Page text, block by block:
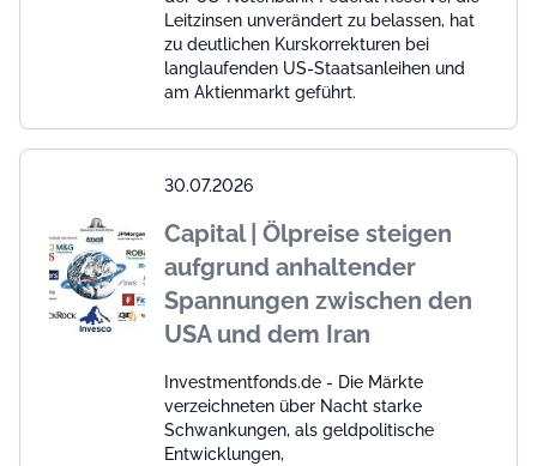
Leitzinsen unverändert zu belassen, hat
zu deutlichen Kurskorrekturen bei
langlaufenden US-Staatsanleihen und
am Aktienmarkt geführt.
30.07.2026
Capital | Ölpreise steigen
aufgrund anhaltender
Spannungen zwischen den
USA und dem Iran
Investmentfonds.de - Die Märkte
verzeichneten über Nacht starke
Schwankungen, als geldpolitische
Entwicklungen,